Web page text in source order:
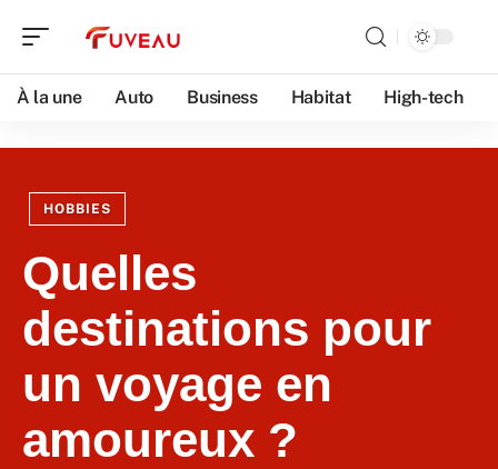
À la une Auto Business Habitat High-tech
HOBBIES
Quelles
destinations pour
un voyage en
amoureux ?